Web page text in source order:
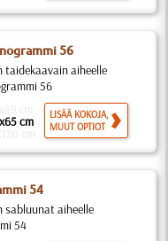
56
taidekaavain aiheelle
56
cm
LISÄÄ KOKOJA,
MUUT OPTIOT
54
sabluunat aiheelle
54